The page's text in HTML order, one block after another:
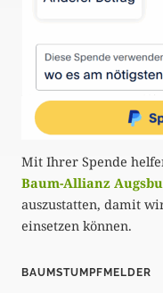
Mit Ihrer Spende
Baum-Allianz
auszustatten, damit
einsetzen können.
BAUMSTUMPFMELDER